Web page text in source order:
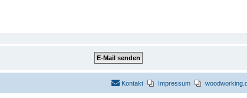
Impressum
Kontakt